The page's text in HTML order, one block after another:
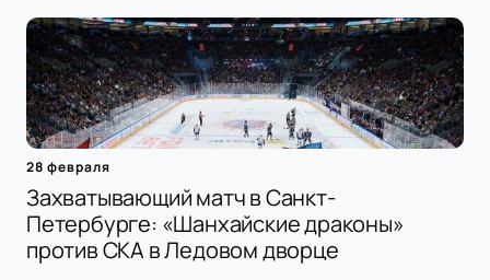
28 февраля
Захватывающий матч в Санкт-
Петербурге: «Шанхайские драконы»
против СКА в Ледовом дворце